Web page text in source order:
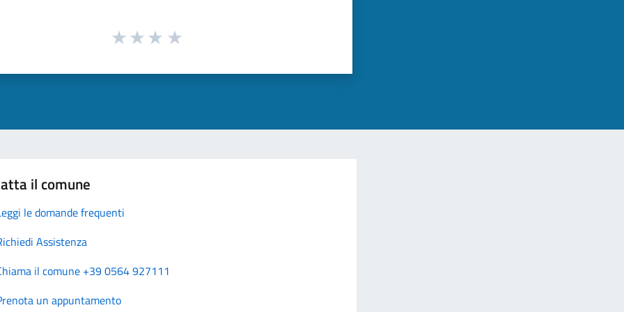
il comune
le domande frequenti
Assistenza
il comune +39 0564 927111
un appuntamento